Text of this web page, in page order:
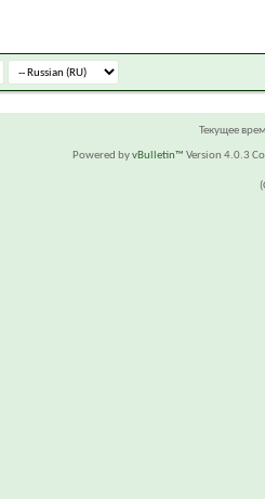
Текущее
Powered byvBulletin™ Version 4.0.3